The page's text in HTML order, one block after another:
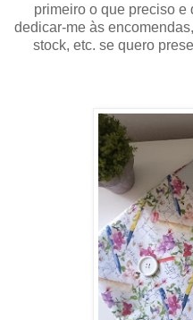
primeiro o que preciso e
dedicar-me às
stock, etc. se quero